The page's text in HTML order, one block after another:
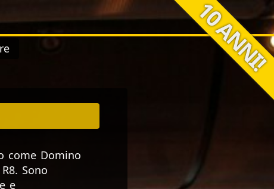
come Domino
Sono
e